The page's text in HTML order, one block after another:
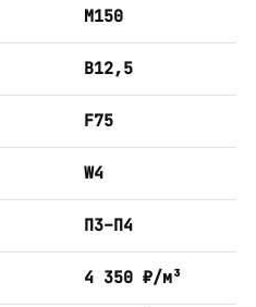
М150
B12,5
F75
W4
П3–П4
4 350 ₽/м³